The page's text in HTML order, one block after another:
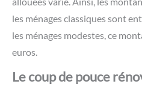
les ménages classiques sont
les ménages modestes, ce
euros.
Le coup de pouce